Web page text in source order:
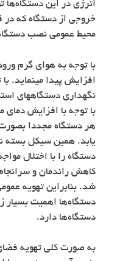
انرژی در این دستگاه‌ها
خروجی از دستگاه که
محیط عمومی نصب
با توجه به هوای گرم
افزایش پیدا مینماید.
نگهداری دستگاههای
با توجه با افزایش دمای
هر دستگاه مجددا
یابد. همین سیکل بسته
دستگاه را با اختلال
کاهش راندمان و
شد. بنابراین تهویه
دستگاه‌ها اهمیت بسیار
دستگاه‌ها دارد.
به صورت کلی تهویه